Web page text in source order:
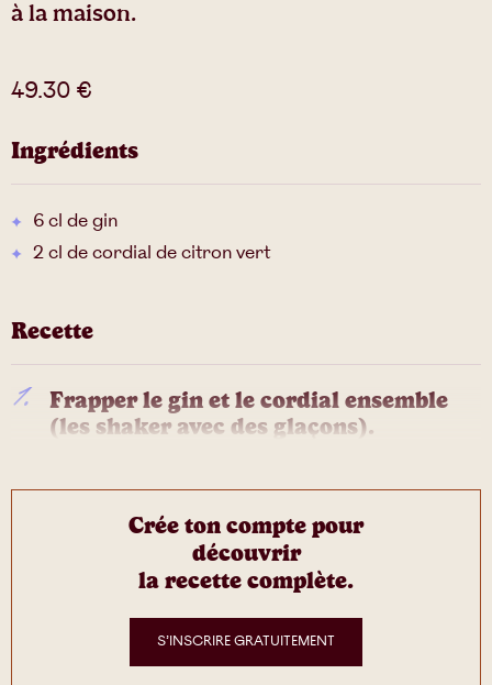
à la maison.
49.30€
Ingrédients
6 cl de gin
2 cl de cordial de citron vert
Recette
Frapper le gin et le cordial ensemble
(les shaker avec des glaçons).
Crée ton compte pour
découvrir
la recette complète.
S’INSCRIRE GRATUITEMENT